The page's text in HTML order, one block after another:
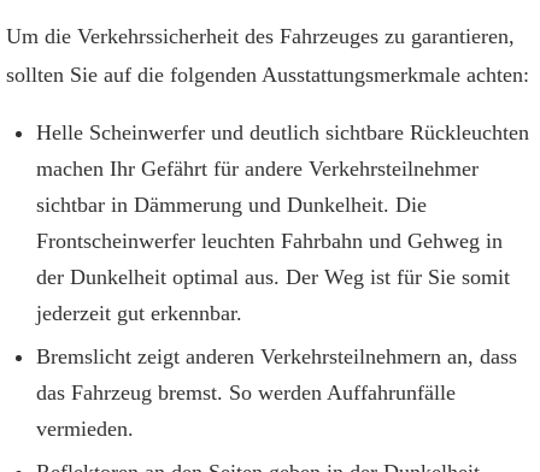
Um die Verkehrssicherheit des Fahrzeuges zu garantieren,
sollten Sie auf die folgenden Ausstattungsmerkmale achten:
Helle Scheinwerfer und deutlich sichtbare Rückleuchten
machen Ihr Gefährt für andere Verkehrsteilnehmer
sichtbar in Dämmerung und Dunkelheit. Die
Frontscheinwerfer leuchten Fahrbahn und Gehweg in
der Dunkelheit optimal aus. Der Weg ist für Sie somit
jederzeit gut erkennbar.
Bremslicht zeigt anderen Verkehrsteilnehmern an, dass
das Fahrzeug bremst. So werden Auffahrunfälle
vermieden.